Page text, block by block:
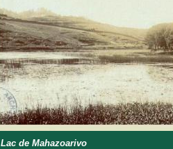
Lac de Mahazoarivo